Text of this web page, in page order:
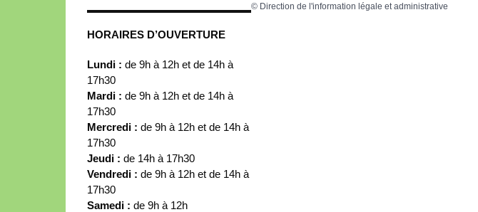
HORAIRES D’OUVERTURE
Lundi : de 9h à 12h et de 14h à
17h30
Mardi : de 9h à 12h et de 14h à
17h30
Mercredi : de 9h à 12h et de 14h à
17h30
Jeudi : de 14h à 17h30
Vendredi : de 9h à 12h et de 14h à
17h30
Samedi : de 9h à 12h
© Direction de l'information légale et administrative